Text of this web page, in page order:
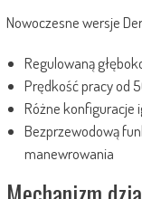
Nowoczesne wersje
Regulowaną
Prędkość pracy od
Różne konfiguracje
Bezprzewodową
manewrowania